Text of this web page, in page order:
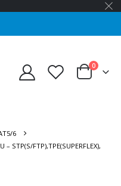
0
6
– STP(S/FTP),TPE(SUPERFLEX),